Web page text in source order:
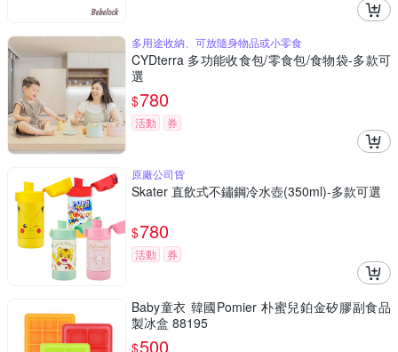
多用途收納、可放隨身物品或小零食
CYDterra 多功能收食包/零食包/食物袋-多款可
選
$780
活動 券
原廠公司貨
Skater 直飲式不鏽鋼冷水壺(350ml)-多款可選
$780
活動 券
Baby童衣 韓國Pomier 朴蜜兒鉑金矽膠副食品
製冰盒 88195
$500